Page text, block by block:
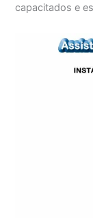
capacitados e